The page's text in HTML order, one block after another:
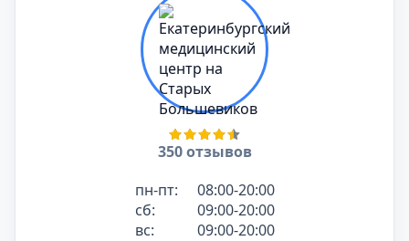
350 отзывов
пн-пт:
08:00-20:00
сб:
09:00-20:00
вс:
09:00-20:00